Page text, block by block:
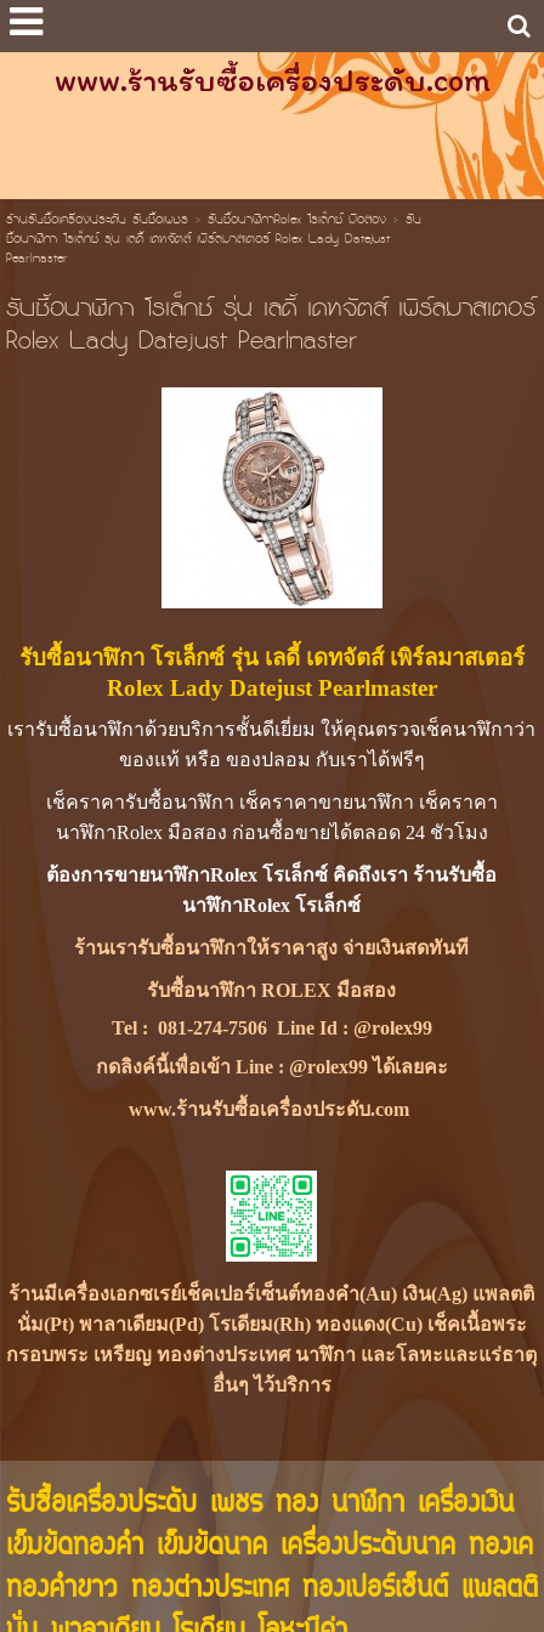
www.ร้านรับซื้อเครื่องประดับ.com
ร้านรับซื้อเครื่องประดับ รับซื้อเพชร> รับซื้อนาฬิกาRolex โรเล็กซ์ มือสอง> รับ
ซื้อนาฬิกา โรเล็กซ์ รุ่น เลดี้ เดทจัตส์ เพิร์ลมาสเตอร์ Rolex Lady Datejust
Pearlmaster
รับซื้อนาฬิกา โรเล็กซ์ รุ่น เลดี้ เดทจัตส์ เพิร์ลมาสเตอร์
Rolex Lady Datejust Pearlmaster
รับซื้อนาฬิกา โรเล็กซ์ รุ่น เลดี้ เดทจัตส์ เพิร์ลมาสเตอร์
Rolex Lady Datejust Pearlmaster
เรารับซื้อนาฬิกาด้วยบริการชั้นดีเยี่ยม ให้คุณตรวจเช็คนาฬิกาว่า
ของแท้ หรือ ของปลอม กับเราได้ฟรีๆ
เช็คราคารับซื้อนาฬิกา เช็คราคาขายนาฬิกา เช็คราคา
นาฬิกาRolex มือสอง ก่อนซื้อขายได้ตลอด 24 ชัวโมง
ต้องการขายนาฬิกาRolex โรเล็กซ์ คิดถึงเรา ร้านรับซื้อ
นาฬิกาRolex โรเล็กซ์
ร้านเรารับซื้อนาฬิกาให้ราคาสูง จ่ายเงินสดทันที
รับซื้อนาฬิกา ROLEX มือสอง
Tel : 081-274-7506Line Id : @rolex99
กดลิงค์นี้เพื่อเข้า Line : @rolex99 ได้เลยคะ
www.ร้านรับซื้อเครื่องประดับ.com
ร้านมีเครื่องเอกซเรย์เช็คเปอร์เซ็นต์ทองคำ(Au) เงิน(Ag) แพลตติ
นั่ม(Pt) พาลาเดียม(Pd) โรเดียม(Rh) ทองแดง(Cu) เช็คเนื้อพระ
กรอบพระ เหรียญ ทองต่างประเทศ นาฬิกา และโลหะและแร่ธาตุ
อื่นๆ ไว้บริการ
รับซื้อเครื่องประดับ เพชร ทอง นาฬิกา เครื่องเงิน
เข็มขัดทองคำ เข็มขัดนาค เครื่องประดับนาค ทองเค
ทองคำขาว ทองต่างประเทศ ทองเปอร์เซ็นต์ แพลตติ